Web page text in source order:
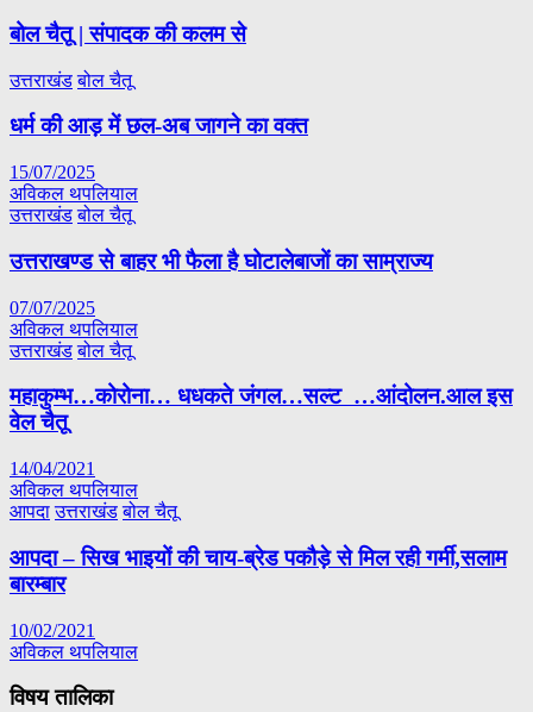
बोल चैतू | संपादक की कलम से
उत्तराखंड बोल चैतू
धर्म की आड़ में छल-अब जागने का वक्त
15/07/2025
अविकल थपलियाल
उत्तराखंड बोल चैतू
उत्तराखण्ड से बाहर भी फैला है घोटालेबाजों का साम्राज्य
07/07/2025
अविकल थपलियाल
उत्तराखंड बोल चैतू
महाकुम्भ…कोरोना… धधकते जंगल…सल्ट …आंदोलन.आल इस
वेल चैतू
14/04/2021
अविकल थपलियाल
आपदा उत्तराखंड बोल चैतू
आपदा – सिख भाइयों की चाय-ब्रेड पकौड़े से मिल रही गर्मी,सलाम
बारम्बार
10/02/2021
अविकल थपलियाल
विषय तालिका